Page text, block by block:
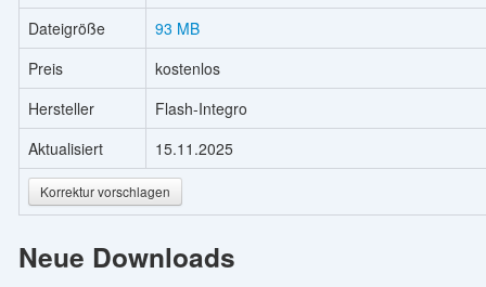
Dateigröße
93 MB
Preis
kostenlos
Hersteller
Flash-Integro
Aktualisiert
15.11.2025
Korrektur vorschlagen
Neue Downloads